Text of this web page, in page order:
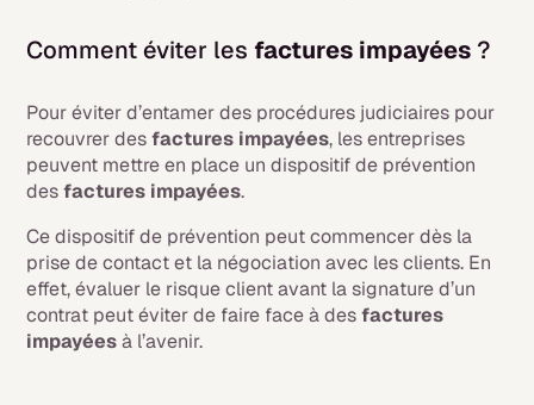
Comment éviter les factures impayées ?
Pour éviter d’entamer des procédures judiciaires pour
recouvrer desfactures impayées, les entreprises
peuvent mettre en place un dispositif de prévention
desfactures impayées.
Ce dispositif de prévention peut commencer dès la
prise de contact et la négociation avec les clients. En
effet, évaluer le risque client avant la signature d’un
contrat peut éviter de faire face à desfactures
impayéesà l’avenir.